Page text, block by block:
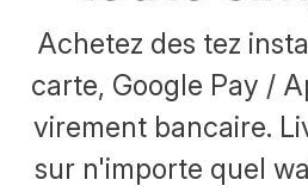
Achetez des tez
carte, Google Pay /
virement bancaire.
sur n'importe quel